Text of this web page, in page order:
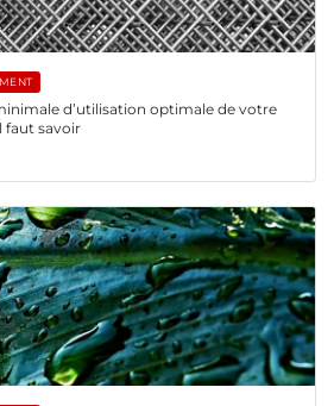
d’utilisation optimale de votre
faut savoir